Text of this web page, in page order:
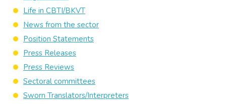
Life in CBTI/BKVT
News from the sector
Position Statements
Press Releases
Press Reviews
Sectoral committees
Sworn Translators/Interpreters